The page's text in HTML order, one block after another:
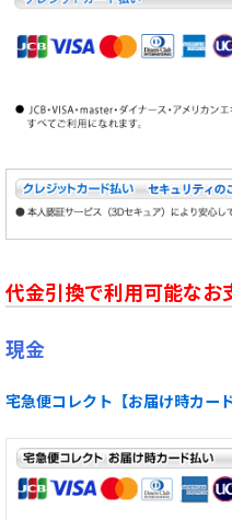
代金引換で利用可能なお
現金
宅急便コレクト【お届け時カード